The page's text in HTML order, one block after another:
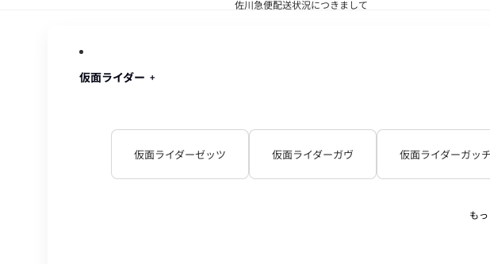
佐川急便配送状況につきまして
佐川急便配送状況につきまして
仮面ライダー
仮面ライダーゼッツ 仮面ライダーガヴ 仮面ライダーガッ
も